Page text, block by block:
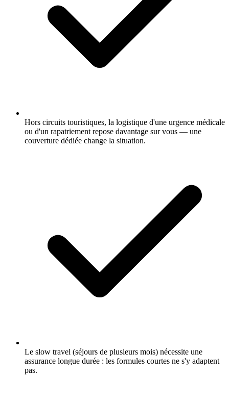
Hors circuits touristiques, la logistique d'une urgence médicale
ou d'un rapatriement repose davantage sur vous — une
couverture dédiée change la situation.
Le slow travel (séjours de plusieurs mois) nécessite une
assurance longue durée : les formules courtes ne s'y adaptent
pas.